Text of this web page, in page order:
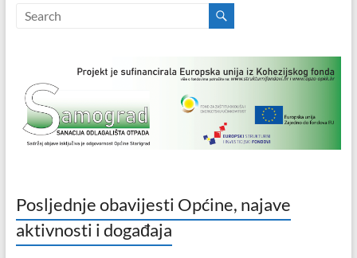
Posljednje obavijesti Općine, najave
aktivnosti i događaja